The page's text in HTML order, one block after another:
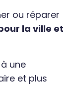
ou réparer
la ville et
une
et plus